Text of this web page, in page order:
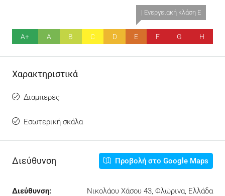
A+ A B C D
| Ενεργειακή κλάση E
E F G H
Χαρακτηριστικά
Διαμπερές
Εσωτερική σκάλα
Διεύθυνση Προβολή στο Google Maps
Διεύθυνση: Νικολάου Χάσου 43, Φλώρινα, Ελλάδα